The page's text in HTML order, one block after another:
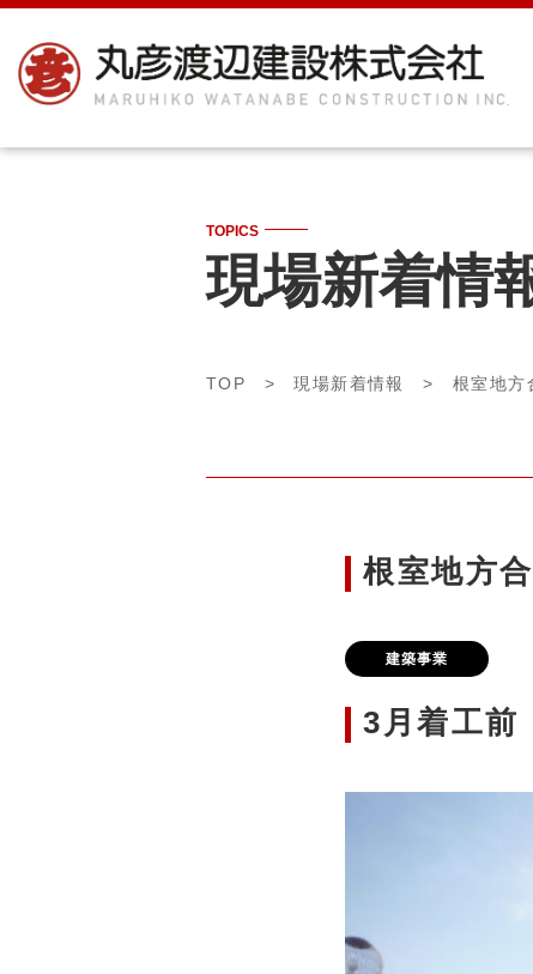
TOPICS
現場新着情
TOP >現場新着情報 >根室地方
根室地方
建築事業
3月着工前